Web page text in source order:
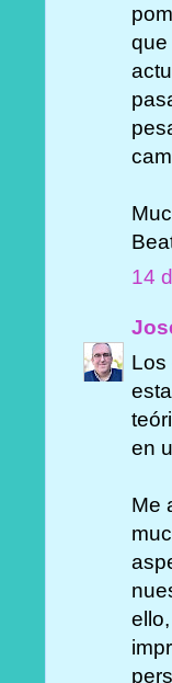
que
14
Los
en
Me